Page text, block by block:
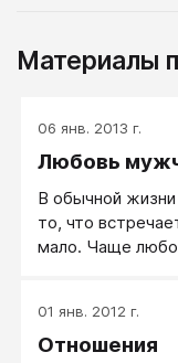
Материалы
06 янв. 2013 г.
Любовь
В обычной
то, что
мало. Чаще
настоящей
мужчиной и
01 янв. 2012 г.
Отношения